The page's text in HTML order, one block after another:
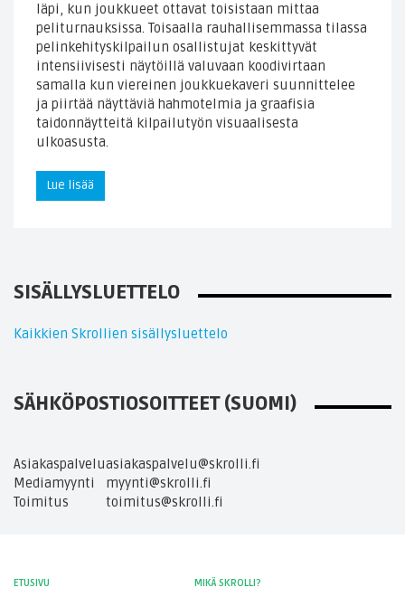
läpi, kun joukkueet ottavat toisistaan mittaa
peliturnauksissa. Toisaalla rauhallisemmassa tilassa
pelinkehityskilpailun osallistujat keskittyvät
intensiivisesti näytöillä valuvaan koodivirtaan
samalla kun viereinen joukkuekaveri suunnittelee
ja piirtää näyttäviä hahmotelmia ja graafisia
taidonnäytteitä kilpailutyön visuaalisesta
ulkoasusta.
Lue lisää
SISÄLLYSLUETTELO
Kaikkien Skrollien sisällysluettelo
SÄHKÖPOSTIOSOITTEET (SUOMI)
Asiakaspalveluasiakaspalvelu@skrolli.fi
Mediamyynti
myynti@skrolli.fi
Toimitus
toimitus@skrolli.fi
ETUSIVU MIKÄ SKROLLI?